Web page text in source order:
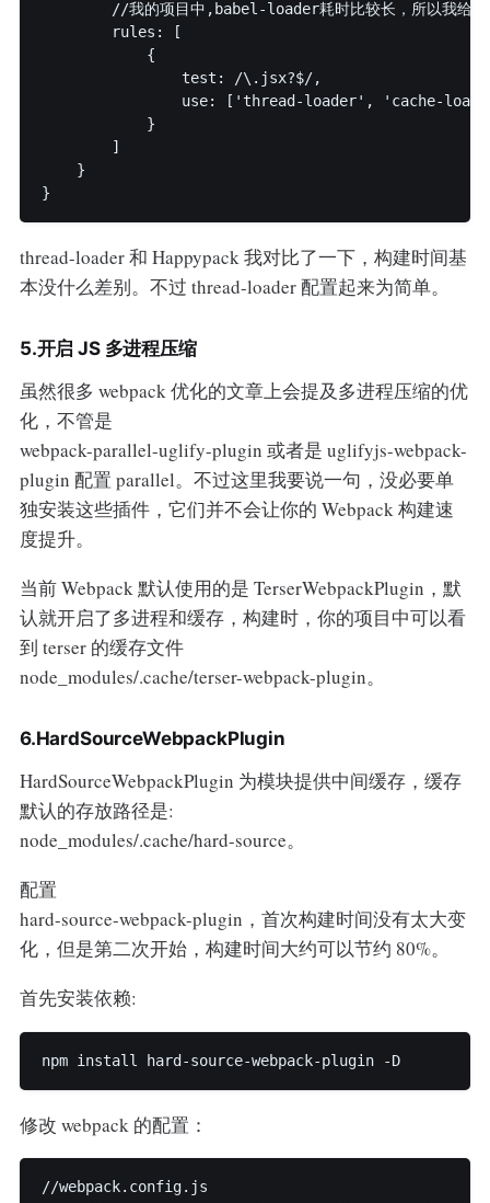
//我的项目中,babel-loader耗时比较长，所以我给它
rules: [
{
test: /\.jsx?$/,
use: ['thread-loader', 'cache-loader',
}
]
}
}
thread-loader 和 Happypack 我对比了一下，构建时间基
本没什么差别。不过 thread-loader 配置起来为简单。
5.开启 JS 多进程压缩
虽然很多 webpack 优化的文章上会提及多进程压缩的优
化，不管是
webpack-parallel-uglify-plugin 或者是 uglifyjs-webpack-
plugin 配置 parallel。不过这里我要说一句，没必要单
独安装这些插件，它们并不会让你的 Webpack 构建速
度提升。
当前 Webpack 默认使用的是 TerserWebpackPlugin，默
认就开启了多进程和缓存，构建时，你的项目中可以看
到 terser 的缓存文件
node_modules/.cache/terser-webpack-plugin。
6.HardSourceWebpackPlugin
HardSourceWebpackPlugin 为模块提供中间缓存，缓存
默认的存放路径是:
node_modules/.cache/hard-source。
配置
hard-source-webpack-plugin，首次构建时间没有太大变
化，但是第二次开始，构建时间大约可以节约 80%。
首先安装依赖:
npm install hard-source-webpack-plugin -D
修改 webpack 的配置：
//webpack.config.js